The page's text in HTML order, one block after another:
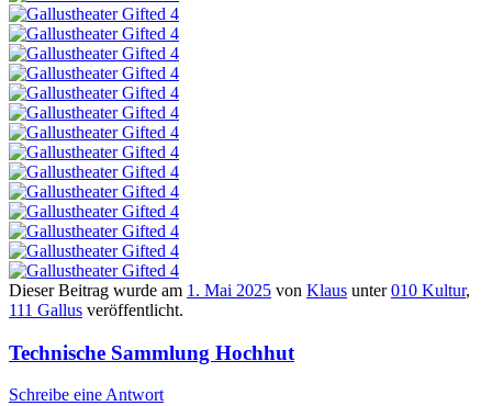
Dieser Beitrag wurde am 1. Mai 2025 von Klaus unter010 Kultur,
111 Gallus veröffentlicht.
Technische Sammlung Hochhut
Schreibe eine Antwort